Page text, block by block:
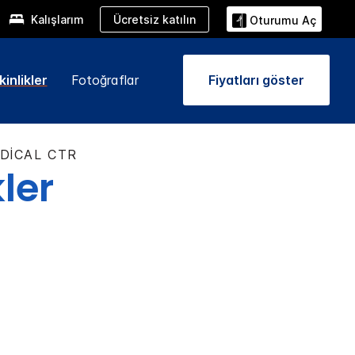
Kalışlarım Ücretsiz katılın Oturumu Aç
Fotoğraflar Fiyatları göster
CTR